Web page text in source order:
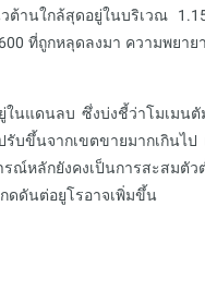
ต้านใกล้สุดอยู่ในบริเวณ
ที่ถูกหลุดลงมา ความพยา
นแดนลบ ซึ่งบ่งชี้ว่าโมเมนตั
บขึ้นจากเขตขายมากเกินไ
ณ์หลักยังคงเป็นการสะสมตัว
ดดันต่อยูโรอาจเพิ่มขึ้น